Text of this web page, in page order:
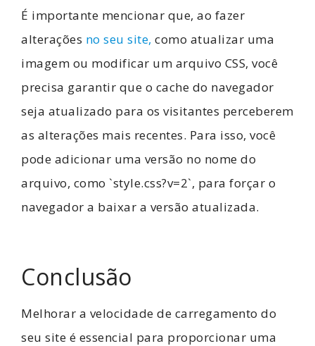
É importante mencionar que, ao fazer
alterações no seu site, como atualizar uma
imagem ou modificar um arquivo CSS, você
precisa garantir que o cache do navegador
seja atualizado para os visitantes perceberem
as alterações mais recentes. Para isso, você
pode adicionar uma versão no nome do
arquivo, como `style.css?v=2`, para forçar o
navegador a baixar a versão atualizada.
Conclusão
Melhorar a velocidade de carregamento do
seu site é essencial para proporcionar uma